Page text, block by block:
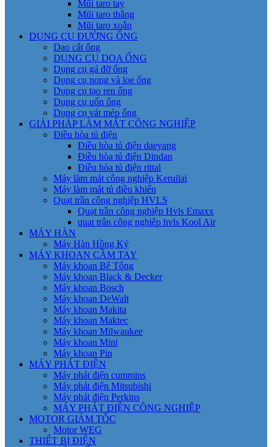
Mũi taro tay
Mũi taro thẳng
Mũi taro xoắn
DỤNG CỤ ĐƯỜNG ỐNG
Dao cắt ống
DỤNG CỤ DOA ỐNG
Dụng cụ gá đỡ ống
Dụng cụ nong và loe ống
Dụng cụ tạo ren ống
Dụng cụ uốn ống
Dụng cụ vát mép ống
GIẢI PHÁP LÀM MÁT CÔNG NGHIỆP
Điều hòa tủ điện
Điều hòa tủ điện daeyang
Điều hòa tủ điện Dindan
Điều hòa tủ điện rittal
Máy làm mát công nghiệp Keruilai
Máy làm mát tủ điều khiển
Quạt trần công nghiệp HVLS
Quạt trần công nghiệp Hvls Emaxx
quat trân công nghiêp hvls Kool Air
MÁY HÀN
Máy Hàn Hồng Ký
MÁY KHOAN CẦM TAY
Máy khoan Bê Tông
Máy khoan Black & Decker
Máy khoan Bosch
Máy khoan DeWalt
Máy khoan Makita
Máy khoan Maktec
Máy khoan Milwaukee
Máy khoan Mini
Máy khoan Pin
MÁY PHÁT ĐIỆN
Máy phát điện cummins
Máy phát điện Mitsubishi
Máy phát điện Perkins
MÁY PHÁT ĐIỆN CÔNG NGHIỆP
MOTOR GIẢM TỐC
Motor WEG
THIẾT BỊ ĐIỆN